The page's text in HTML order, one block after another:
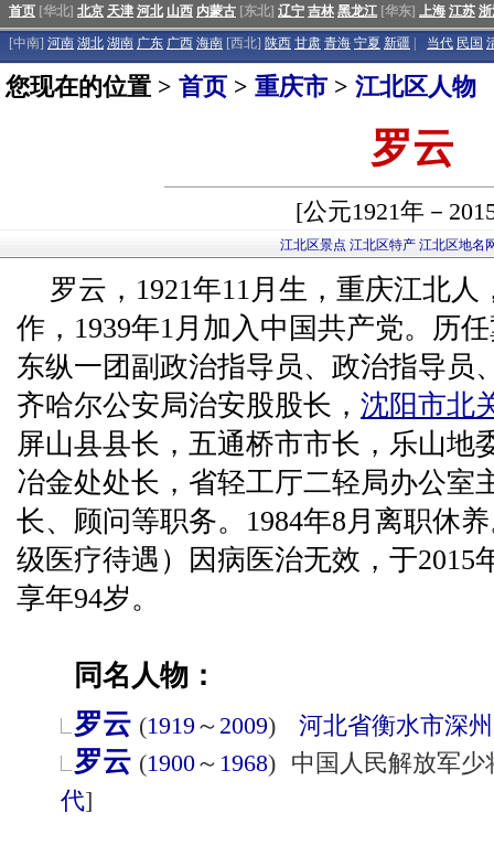
首页 [华北] 北京 天津 河北 山西 内蒙古 [东北] 辽宁 吉林 黑龙江 [华东] 上海 江苏
[中南] 河南 湖北 湖南 广东 广西 海南 [西北] 陕西 甘肃 青海 宁夏 新疆 当代 民国
您现在的位置 > 首页 > 重庆市 > 江北区人物
罗云
[公元1921年－
江北区景点 江北区特产 江北区地名
罗云，1921年11月生，重庆江北人
作，1939年1月加入中国共产党。历
东纵一团副政治指导员、政治指导员
齐哈尔公安局治安股股长， 沈阳市北
屏山县县长，五通桥市市长，乐山地
冶金处处长，省轻工厅二轻局办公室
长、顾问等职务。1984年8月离职休
级医疗待遇）因病医治无效，于2015
享年94岁。
同名人物：
罗云 (1919 ～ 2009) 河北省衡水市深州
罗云 (1900～ 1968) 中国人民解放军少
代]